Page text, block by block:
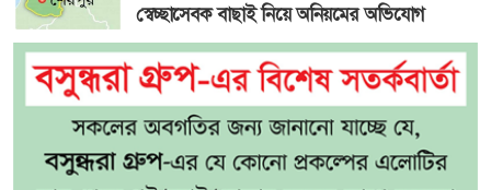
স্বেচ্ছাসেবক বাছাই নিয়ে অনিয়মের অভিযোগ